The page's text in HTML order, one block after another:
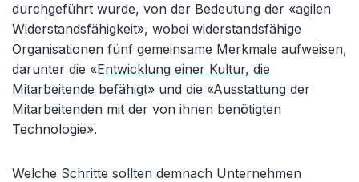
durchgeführt wurde, von der Bedeutung der «agilen
Widerstandsfähigkeit», wobei widerstandsfähige
Organisationen fünf gemeinsame Merkmale aufweisen,
darunter die «Entwicklung einer Kultur, die
Mitarbeitende befähigt» und die «Ausstattung der
Mitarbeitenden mit der von ihnen benötigten
Technologie».
Welche Schritte sollten demnach Unternehmen